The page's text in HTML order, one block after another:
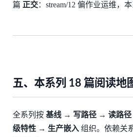
篇 正交：stream/12 偏作业运维，
五、本系列 18 篇阅读地
全系列按 基线 → 写路径 → 读路
级特性 → 生产嵌入组织。依赖关